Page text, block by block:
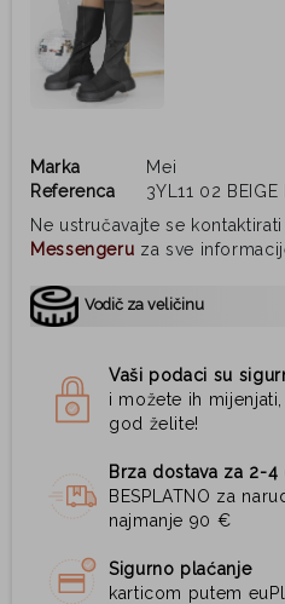
Marka
Mei
Referenca
3YL11 02 BEIGE
Ne ustručavajte se kontaktirati
Messengeru za sve
Vodič za veličinu
Vaši podaci su
i možete ih
god želite!
Brza dostava za 2-4
BESPLATNO za
najmanje 90 €
Sigurno plaćanje
karticom putem